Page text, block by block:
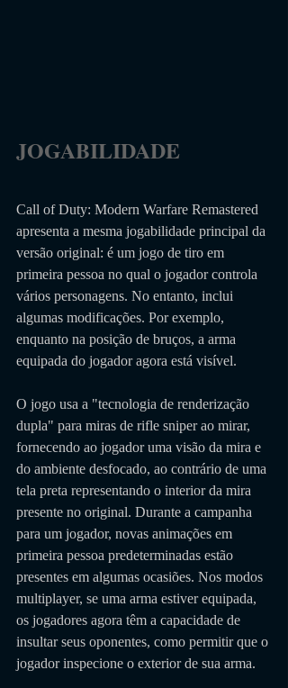
JOGABILIDADE
Call of Duty: Modern Warfare Remastered
apresenta a mesma jogabilidade principal da
versão original: é um jogo de tiro em
primeira pessoa no qual o jogador controla
vários personagens. No entanto, inclui
algumas modificações. Por exemplo,
enquanto na posição de bruços, a arma
equipada do jogador agora está visível.
O jogo usa a "tecnologia de renderização
dupla" para miras de rifle sniper ao mirar,
fornecendo ao jogador uma visão da mira e
do ambiente desfocado, ao contrário de uma
tela preta representando o interior da mira
presente no original. Durante a campanha
para um jogador, novas animações em
primeira pessoa predeterminadas estão
presentes em algumas ocasiões. Nos modos
multiplayer, se uma arma estiver equipada,
os jogadores agora têm a capacidade de
insultar seus oponentes, como permitir que o
jogador inspecione o exterior de sua arma.